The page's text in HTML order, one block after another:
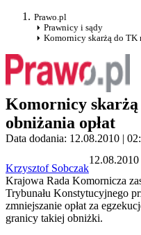
Prawo.pl
Prawnicy i sądy
Komornicy skarżą do TK
Komornicy
obniżania opłat
Data dodania: 12.08.2010 |
Krzysztof Sobczak
Krajowa Rada Komornicza
Trybunału Konstytucyjnego
zmniejszanie opłat za
granicy takiej obniżki.